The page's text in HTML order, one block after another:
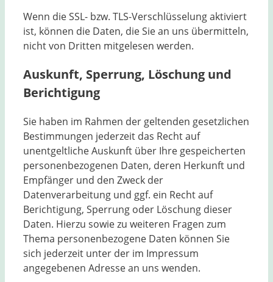
Wenn die SSL- bzw. TLS-Verschlüsselung aktiviert
ist, können die Daten, die Sie an uns übermitteln,
nicht von Dritten mitgelesen werden.
Auskunft, Sperrung, Löschung und
Berichtigung
Sie haben im Rahmen der geltenden gesetzlichen
Bestimmungen jederzeit das Recht auf
unentgeltliche Auskunft über Ihre gespeicherten
personenbezogenen Daten, deren Herkunft und
Empfänger und den Zweck der
Datenverarbeitung und ggf. ein Recht auf
Berichtigung, Sperrung oder Löschung dieser
Daten. Hierzu sowie zu weiteren Fragen zum
Thema personenbezogene Daten können Sie
sich jederzeit unter der im Impressum
angegebenen Adresse an uns wenden.